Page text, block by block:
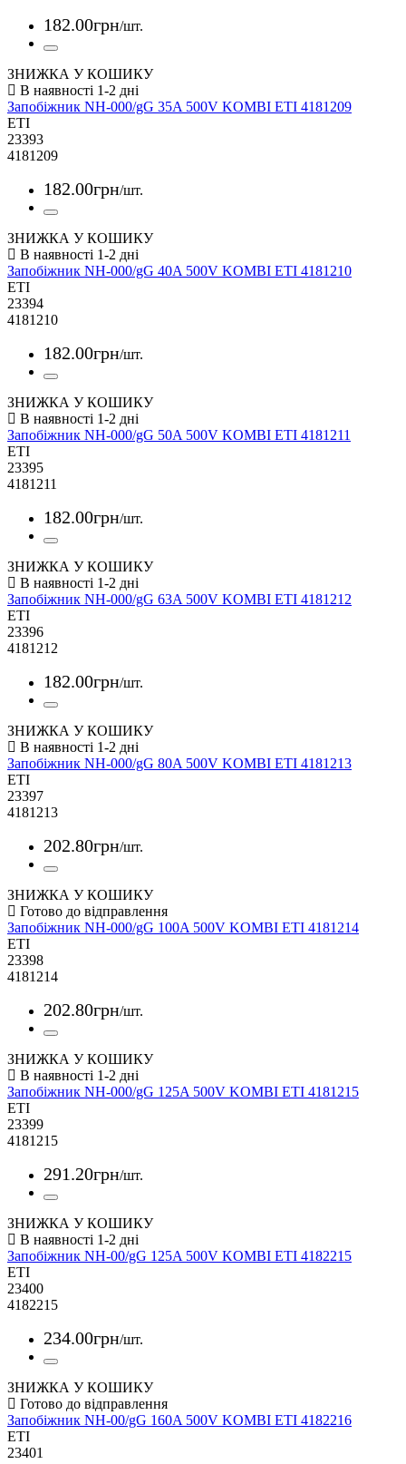
182.00грн/шт.
ЗНИЖКА У КОШИКУ
Запобіжник NH-000/gG 35A 500V KOMBI ETI 4181209
ETI
23393
4181209
182.00грн/шт.
ЗНИЖКА У КОШИКУ
Запобіжник NH-000/gG 40A 500V KOMBI ETI 4181210
ETI
23394
4181210
182.00грн/шт.
ЗНИЖКА У КОШИКУ
Запобіжник NH-000/gG 50A 500V KOMBI ETI 4181211
ETI
23395
4181211
182.00грн/шт.
ЗНИЖКА У КОШИКУ
Запобіжник NH-000/gG 63A 500V KOMBI ETI 4181212
ETI
23396
4181212
182.00грн/шт.
ЗНИЖКА У КОШИКУ
Запобіжник NH-000/gG 80A 500V KOMBI ETI 4181213
ETI
23397
4181213
202.80грн/шт.
ЗНИЖКА У КОШИКУ
Запобіжник NH-000/gG 100A 500V KOMBI ETI 4181214
ETI
23398
4181214
202.80грн/шт.
ЗНИЖКА У КОШИКУ
Запобіжник NH-000/gG 125A 500V KOMBI ETI 4181215
ETI
23399
4181215
291.20грн/шт.
ЗНИЖКА У КОШИКУ
Запобіжник NH-00/gG 125A 500V KOMBI ETI 4182215
ETI
23400
4182215
234.00грн/шт.
ЗНИЖКА У КОШИКУ
Запобіжник NH-00/gG 160A 500V KOMBI ETI 4182216
ETI
23401